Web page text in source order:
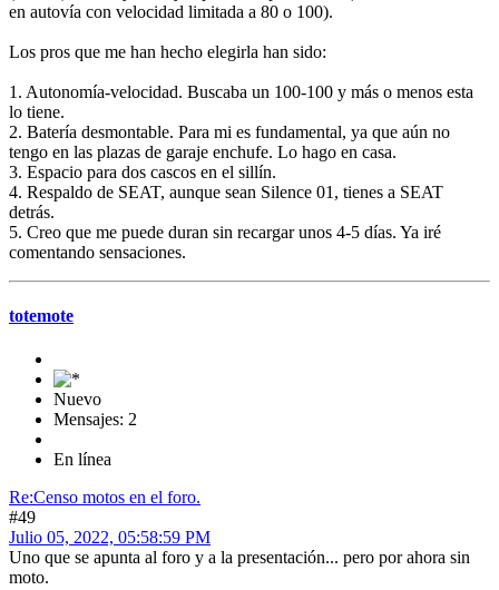
en autovía con velocidad limitada a 80 o 100).
Los pros que me han hecho elegirla han sido:
1. Autonomía-velocidad. Buscaba un 100-100 y más o menos esta
lo tiene.
2. Batería desmontable. Para mi es fundamental, ya que aún no
tengo en las plazas de garaje enchufe. Lo hago en casa.
3. Espacio para dos cascos en el sillín.
4. Respaldo de SEAT, aunque sean Silence 01, tienes a SEAT
detrás.
5. Creo que me puede duran sin recargar unos 4-5 días. Ya iré
comentando sensaciones.
totemote
Nuevo
Mensajes: 2
En línea
Re:Censo motos en el foro.
#49
Julio 05, 2022, 05:58:59 PM
Uno que se apunta al foro y a la presentación... pero por ahora sin
moto.